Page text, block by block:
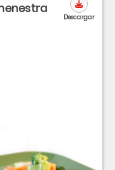
Descargar